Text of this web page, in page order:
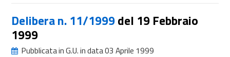
Delibera n. 11/1999del 19 Febbraio
1999
Pubblicata in G.U. in data 03 Aprile 1999